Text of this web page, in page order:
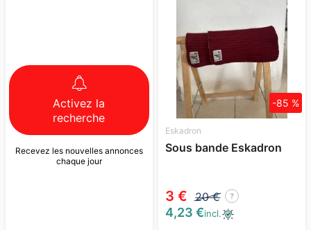
Activez la
recherche
Recevez les nouvelles annonces
chaque jour
Eskadron
Sous bande Eskadron
3 € 20 € ?
-85 %
4,23 €incl.